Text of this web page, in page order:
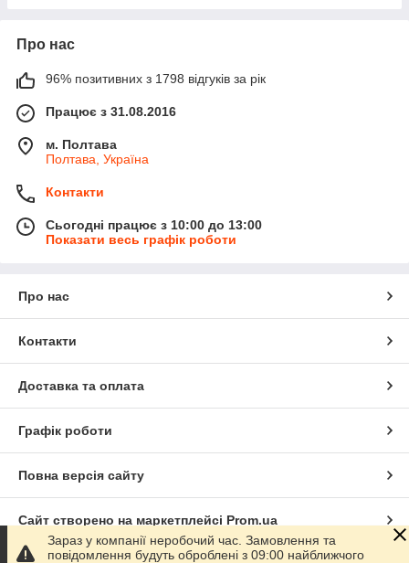
Про нас
96% позитивних з 1798 відгуків за рік
Працює з 31.08.2016
м. Полтава
Полтава, Україна
Контакти
Сьогодні працює з 10:00 до 13:00
Показати весь графік роботи
Про нас
Контакти
Доставка та оплата
Графік роботи
Повна версія сайту
Сайт створено на маркетплейсі Prom.ua
Зараз у компанії неробочий час. Замовлення та
повідомлення будуть оброблені з 09:00 найближчого